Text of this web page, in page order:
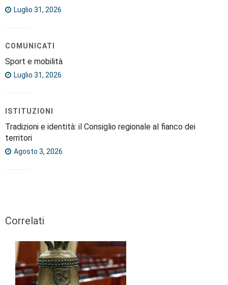
Luglio 31, 2026
COMUNICATI
Sport e mobilità
Luglio 31, 2026
ISTITUZIONI
Tradizioni e identità: il Consiglio regionale al fianco dei
territori
Agosto 3, 2026
Correlati